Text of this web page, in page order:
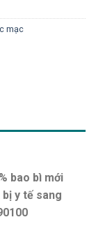
mạc
bao bì mới
y tế sang